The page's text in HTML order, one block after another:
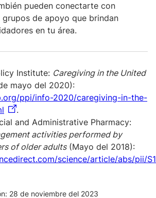
pueden conectarte con
de apoyo que brindan
en tu área.
Institute: Caregiving in the United
mayo del 2020):
ppi/info-2020/caregiving-in-the-
.
and Administrative Pharmacy:
activities performed by
of older adults(Mayo del 2018):
science/article/abs/pii/
28 de noviembre del 2023